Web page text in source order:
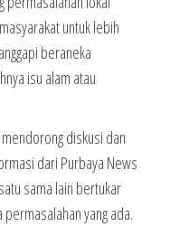
untuk lebih
beraneka
isu alam atau
diskusi dan
dari Purbaya News
sama lain bertukar
yang ada.